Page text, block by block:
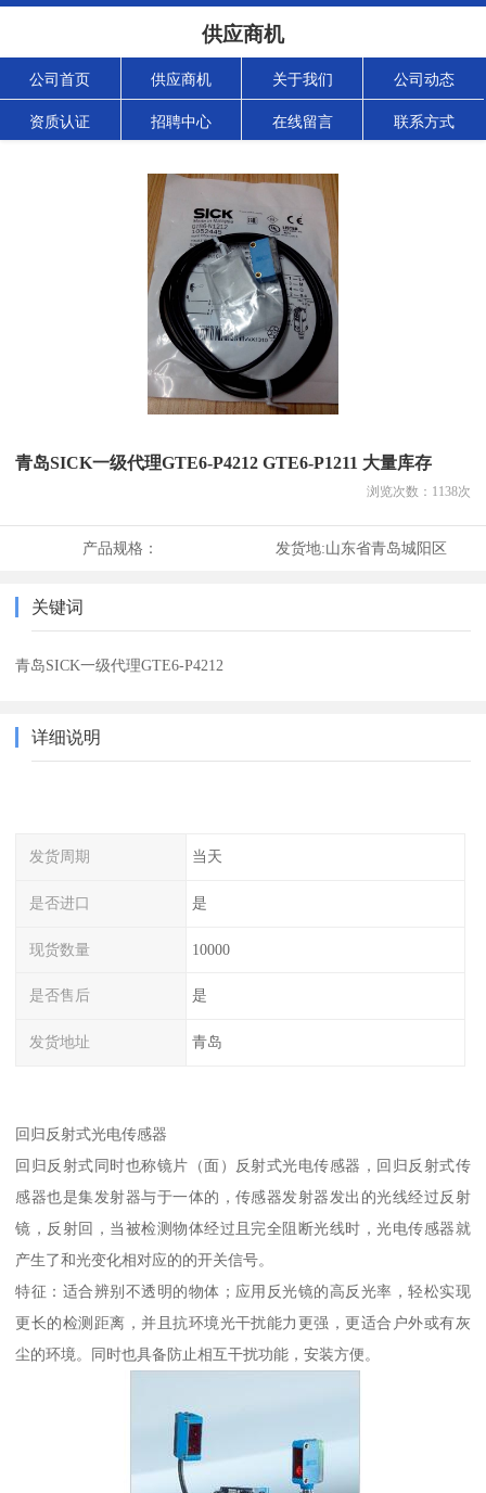
供应商机
公司首页 供应商机 关于我们 公司动态
资质认证 招聘中心 在线留言 联系方式
青岛SICK一级代理GTE6-P4212 GTE6-P1211 大量库存
浏览次数： 1138次
产品规格： 发货地:山东省青岛城阳区
关键词
青岛SICK一级代理GTE6-P4212
详细说明
发货周期 当天
是否进口 是
现货数量 10000
是否售后 是
发货地址 青岛
回归反射式光电传感器
回归反射式同时也称镜片（面）反射式光电传感器，回归反射式传
感器也是集发射器与于一体的，传感器发射器发出的光线经过反射
镜，反射回，当被检测物体经过且完全阻断光线时，光电传感器就
产生了和光变化相对应的的开关信号。
特征：适合辨别不透明的物体；应用反光镜的高反光率，轻松实现
更长的检测距离，并且抗环境光干扰能力更强，更适合户外或有灰
尘的环境。同时也具备防止相互干扰功能，安装方便。